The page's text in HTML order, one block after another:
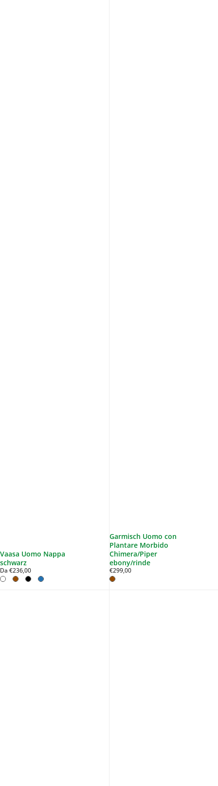
Vaasa Uomo Nappa
schwarz
Da €236,00
Garmisch Uomo con
Plantare Morbido
Chimera/Piper
ebony/rinde
€299,00